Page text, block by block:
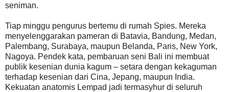
seniman.
Tiap minggu pengurus bertemu di rumah Spies. Mereka
menyelenggarakan pameran di Batavia, Bandung, Medan,
Palembang, Surabaya, maupun Belanda, Paris, New York,
Nagoya. Pendek kata, pembaruan seni Bali ini membuat
publik kesenian dunia kagum – setara dengan kekaguman
terhadap kesenian dari Cina, Jepang, maupun India.
Kekuatan anatomis Lempad jadi termasyhur di seluruh